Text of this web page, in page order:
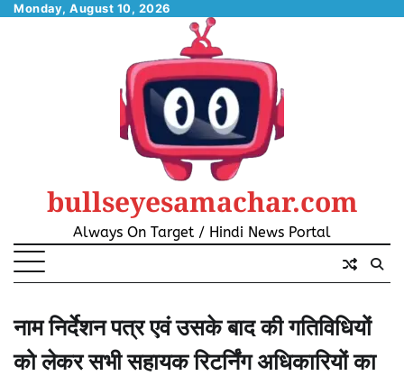
SkipMonday, August 10, 2026
bullseyesamachar.com
Always On Target / Hindi News Portal
नाम निर्देशन पत्र एवं उसके बाद की गतिविधियों
को लेकर सभी सहायक रिटर्निंग अधिकारियों का